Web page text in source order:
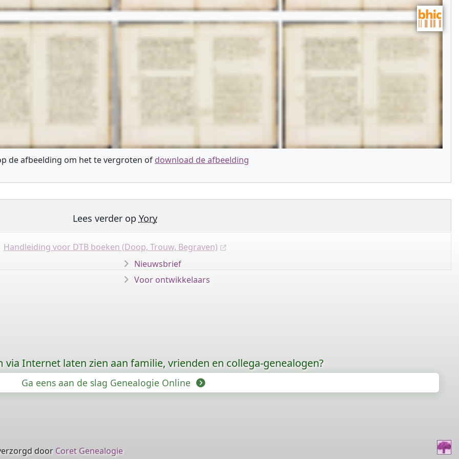
de afbeelding om het te vergroten of download de afbeelding
Lees verder op Yory
Handleiding voor DTB boeken (Doop, Trouw, Begraven)
Nieuwsbrief
Voor ontwikkelaars
Internet laten zien aan familie, vrienden en collega-genealogen?
Ga eens aan de slag Genealogie Online
door Coret Genealogie